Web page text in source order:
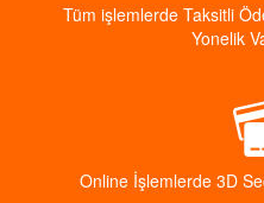
Tüm işlemlerde Taksitli
Yonelik
Online İşlemlerde 3D